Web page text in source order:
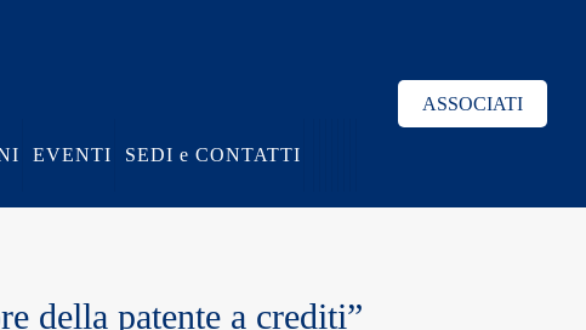
EVENTI SEDI e CONTATTI
ASSOCIATI
della patente a crediti”